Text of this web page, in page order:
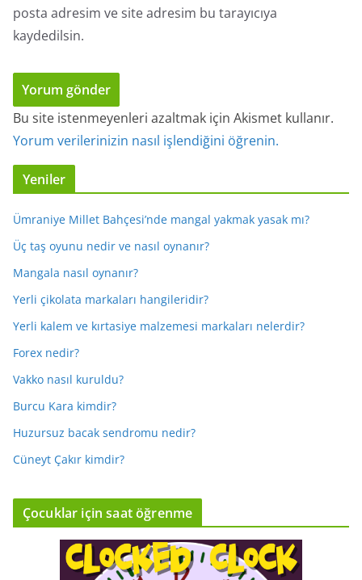
posta adresim ve site adresim bu tarayıcıya
kaydedilsin.
Bu site istenmeyenleri azaltmak için Akismet kullanır.
Yorum verilerinizin nasıl işlendiğini öğrenin.
Yeniler
Ümraniye Millet Bahçesi’nde mangal yakmak yasak mı?
Üç taş oyunu nedir ve nasıl oynanır?
Mangala nasıl oynanır?
Yerli çikolata markaları hangileridir?
Yerli kalem ve kırtasiye malzemesi markaları nelerdir?
Forex nedir?
Vakko nasıl kuruldu?
Burcu Kara kimdir?
Huzursuz bacak sendromu nedir?
Cüneyt Çakır kimdir?
Çocuklar için saat öğrenme